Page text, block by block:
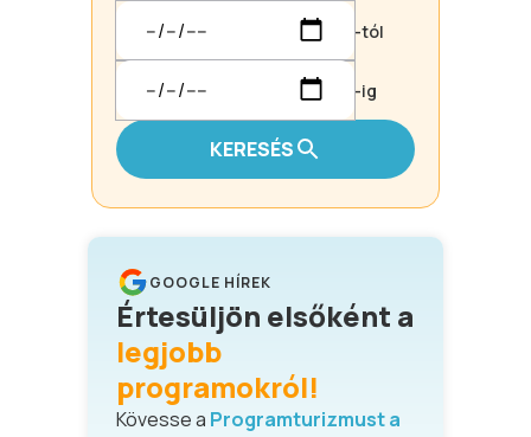
-tól
-ig
KERESÉS
GOOGLE HÍREK
Értesüljön elsőként a
legjobb
programokról!
Kövesse a Programturizmust a